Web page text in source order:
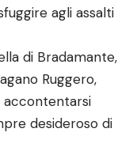
agli assalti
di Bradamante,
Ruggero,
accontentarsi
desideroso di